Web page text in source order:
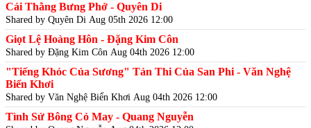
Cái Thằng Bưng Phở - Quyên Di
Shared by Quyên Di Aug 05th 2026 12:00
Giọt Lệ Hoàng Hôn - Đặng Kim Côn
Shared by Đặng Kim Côn Aug 04th 2026 12:00
"Tiếng Khóc Của Sương" Tản Thi Của San Phi - Văn Nghệ
Biển Khơi
Shared by Văn Nghệ Biển Khơi Aug 04th 2026 12:00
Tình Sử Bông Cỏ May - Quang Nguyễn